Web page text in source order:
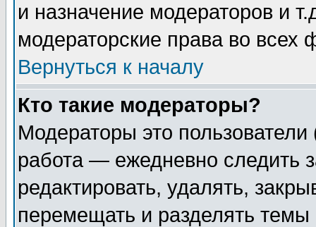
и назначение модераторов и
модераторские права во всех
Вернуться к началу
Кто такие модераторы?
Модераторы это
работа — ежедневно следить
редактировать, удалять,
перемещать и разделять